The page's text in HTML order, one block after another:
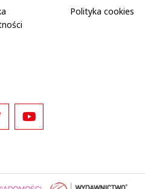
Polityka cookies